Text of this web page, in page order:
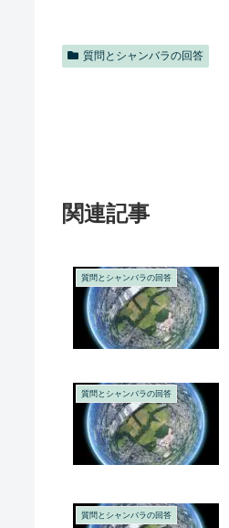
質問とシャンバラの回答
関連記事
質問とシャンバラの回答
質問とシャンバラの回答
質問とシャンバラの回答